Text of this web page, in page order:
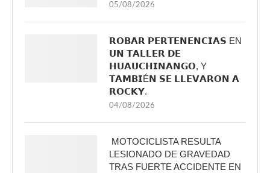
05/08/2026
𝗥𝗢𝗕𝗔𝗥 𝗣𝗘𝗥𝗧𝗘𝗡𝗘𝗡𝗖𝗜𝗔𝗦 EN
𝗨𝗡 𝗧𝗔𝗟𝗟𝗘𝗥 𝗗𝗘
𝗛𝗨𝗔𝗨𝗖𝗛𝗜𝗡𝗔𝗡𝗚𝗢, Y
𝗧𝗔𝗠𝗕𝗜É𝗡 𝗦𝗘 𝗟𝗟𝗘𝗩𝗔𝗥𝗢𝗡 𝗔
𝗥𝗢𝗖𝗞𝗬.
04/08/2026
MOTOCICLISTA RESULTA
LESIONADO DE GRAVEDAD
TRAS FUERTE ACCIDENTE EN